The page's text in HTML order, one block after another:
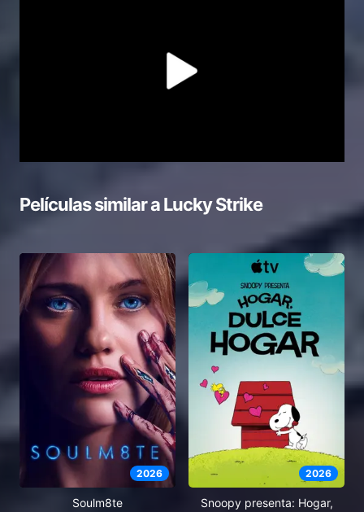
Películas similar aLucky Strike
2026
Soulm8te
2026
Snoopy presenta: Hogar,